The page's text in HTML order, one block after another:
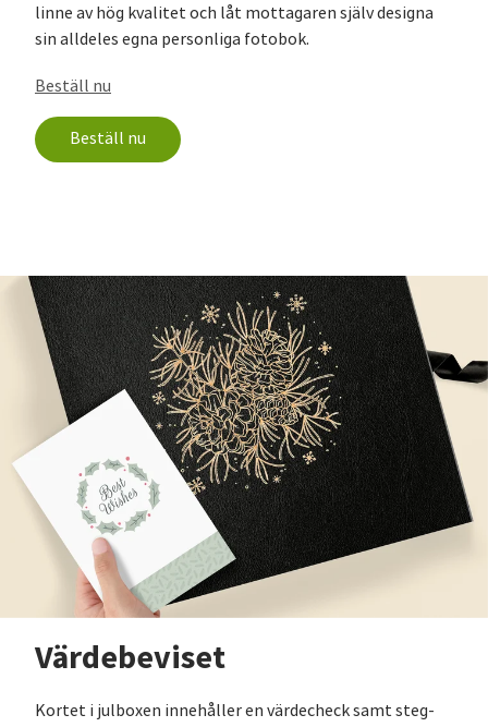
linne av hög kvalitet och låt mottagaren själv designa
sin alldeles egna personliga fotobok.
Beställ nu
Beställ nu
Värdebeviset
Kortet i julboxen innehåller en värdecheck samt steg-